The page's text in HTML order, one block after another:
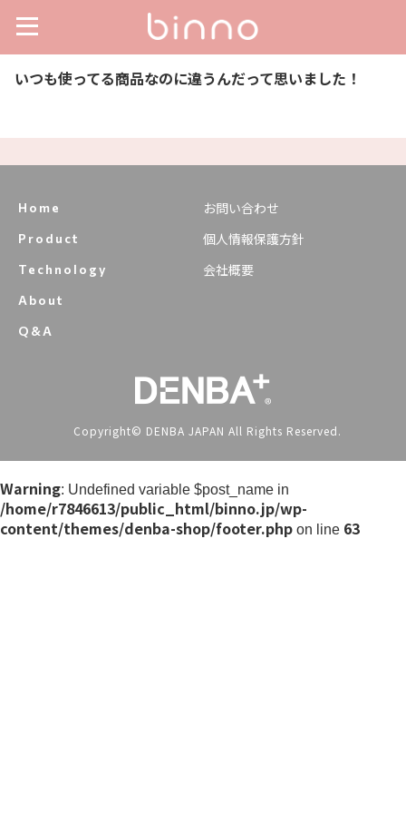
いつも使ってる商品なのに違うんだって思いました！
Home
Product
Technology
About
Q&A
お問い合わせ
個人情報保護方針
会社概要
Copyright© DENBA JAPAN All Rights Reserved.
Warning: Undefined variable $post_name in
/home/r7846613/public_html/binno.jp/wp-
content/themes/denba-shop/footer.php on line 63